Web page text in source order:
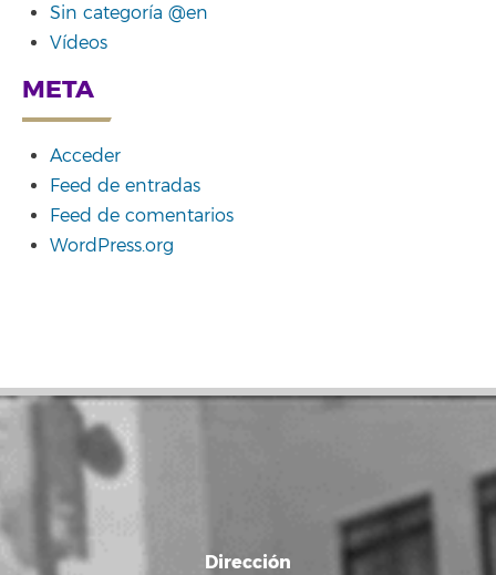
Sin categoría @en
Vídeos
META
Acceder
Feed de entradas
Feed de comentarios
WordPress.org
Dirección